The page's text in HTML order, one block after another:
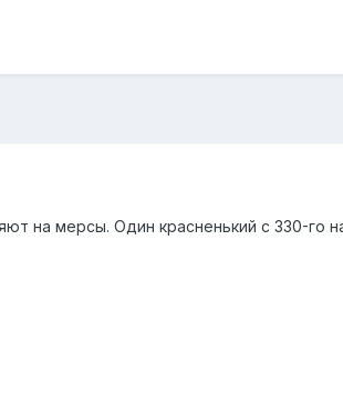
на мерсы. Один красненький с 330-го